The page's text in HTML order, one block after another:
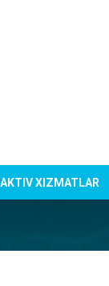
XIZMATLAR